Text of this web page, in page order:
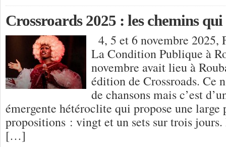
Crossroards 2025 : les chemins
4, 5 et 6 novembre 2025,
La Condition Publique à
novembre avait lieu à
édition de Crossroads. Ce
de chansons mais c’est
émergente hétéroclite qui propose une large
propositions : vingt et un sets sur trois jours.
[…]